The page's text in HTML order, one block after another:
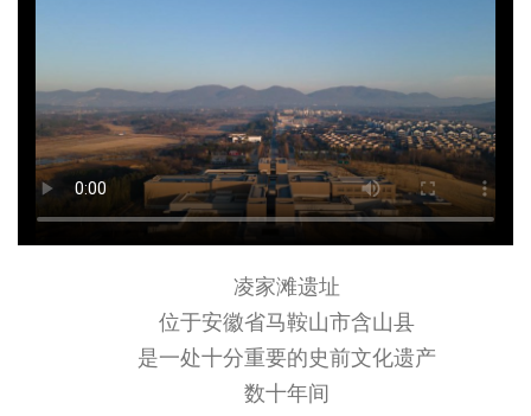
凌家滩遗址
位于安徽省马鞍山市含山县
是一处十分重要的史前文化遗产
数十年间